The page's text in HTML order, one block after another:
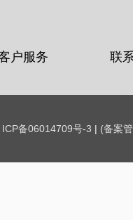
户服务 联
ICP备06014709号-3 | (备案